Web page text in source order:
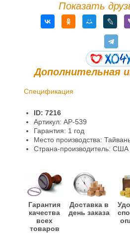
Показать
Дополнительная
Спецификация
Гарантии и возврат
ID: 7216
Артикул: AP-539
Гарантия: 1 год
Место производства:
Страна-производитель: США
Гарантия
качества
всех
товаров
Доставка в
день заказа